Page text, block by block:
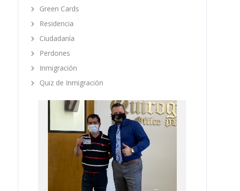
Green Cards
Residencia
Ciudadanía
Perdones
Inmigración
Quiz de Inmigración